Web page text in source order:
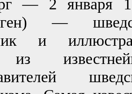
— 2 января
—
и